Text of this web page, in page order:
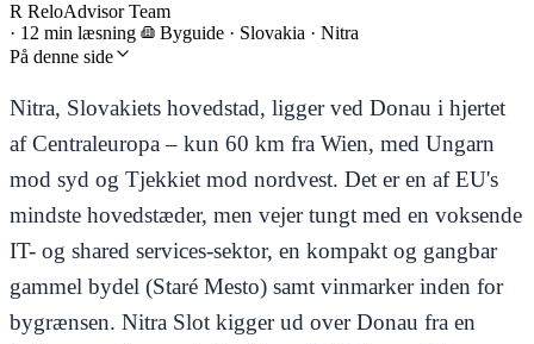
R ReloAdvisor Team
· 12 min læsning Byguide · Slovakia · Nitra
På denne side
Nitra, Slovakiets hovedstad, ligger ved Donau i hjertet
af Centraleuropa – kun 60 km fra Wien, med Ungarn
mod syd og Tjekkiet mod nordvest. Det er en af EU's
mindste hovedstæder, men vejer tungt med en voksende
IT- og shared services-sektor, en kompakt og gangbar
gammel bydel (Staré Mesto) samt vinmarker inden for
bygrænsen. Nitra Slot kigger ud over Donau fra en